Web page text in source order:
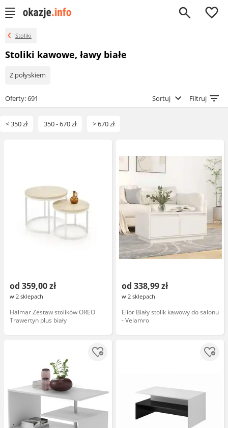
0
Stoliki
Stoliki kawowe, ławy białe
Z połyskiem
Oferty: 691 Sortuj Filtruj
< 350 zł 350 - 670 zł > 670 zł
od 359,00 zł
w 2 sklepach
Halmar Zestaw stolików OREO
Trawertyn plus biały
od 338,99 zł
w 2 sklepach
Elior Biały stolik kawowy do salonu
- Velamro